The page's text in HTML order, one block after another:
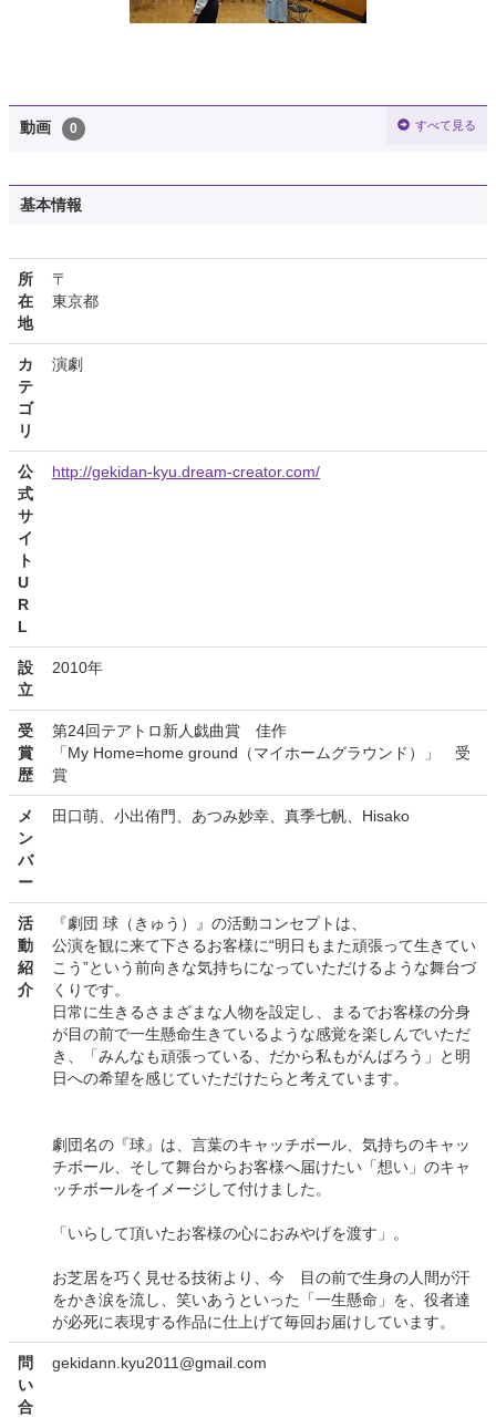
動画 0 すべて見る
基本情報
所
在
地
〒
東京都
カ
テ
ゴ
リ
演劇
公
式
サ
イ
ト
U
R
L
http://gekidan-kyu.dream-creator.com/
設
立
2010年
受
賞
歴
第24回テアトロ新人戯曲賞 佳作
「My Home=home ground（マイホームグラウンド）」 受
賞
メ
ン
バ
ー
田口萌、小出侑門、あつみ妙幸、真季七帆、Hisako
活
動
紹
介
『劇団 球（きゅう）』の活動コンセプトは、
公演を観に来て下さるお客様に“明日もまた頑張って生きてい
こう”という前向きな気持ちになっていただけるような舞台づ
くりです。
日常に生きるさまざまな人物を設定し、まるでお客様の分身
が目の前で一生懸命生きているような感覚を楽しんでいただ
き、「みんなも頑張っている、だから私もがんばろう」と明
日への希望を感じていただけたらと考えています。
劇団名の『球』は、言葉のキャッチボール、気持ちのキャッ
チボール、そして舞台からお客様へ届けたい「想い」のキャ
ッチボールをイメージして付けました。
「いらして頂いたお客様の心におみやげを渡す」。
お芝居を巧く見せる技術より、今 目の前で生身の人間が汗
をかき涙を流し、笑いあうといった「一生懸命」を、役者達
が必死に表現する作品に仕上げて毎回お届けしています。
問
い
合
gekidann.kyu2011@gmail.com